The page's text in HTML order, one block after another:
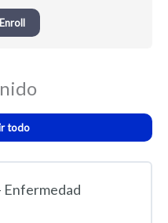
todo
Enfermedad